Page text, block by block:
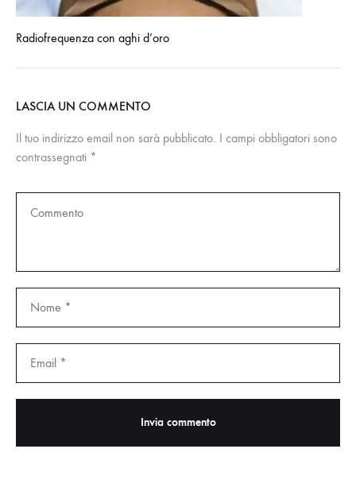
Radiofrequenza con aghi d’oro
LASCIA UN COMMENTO
Il tuo indirizzo email non sarà pubblicato. I campi obbligatori sono
contrassegnati *